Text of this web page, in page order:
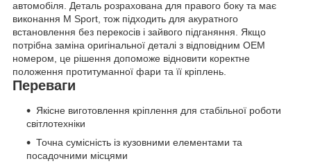
автомобіля. Деталь розрахована для правого боку та має
виконання M Sport, тож підходить для акуратного
встановлення без перекосів і зайвого підганяння. Якщо
потрібна заміна оригінальної деталі з відповідним OEM
номером, це рішення допоможе відновити коректне
положення протитуманної фари та її кріплень.
Переваги
Якісне виготовлення кріплення для стабільної роботи
світлотехніки
Точна сумісність із кузовними елементами та
посадочними місцями